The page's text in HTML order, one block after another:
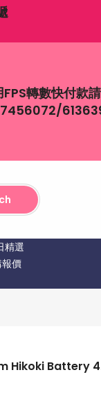
FPS轉數快付款
精選
價
Hikoki Battery